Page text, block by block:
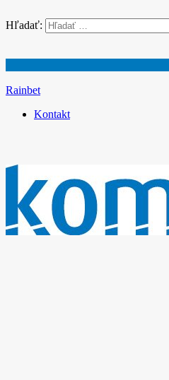
Hľadať:
Rainbet
Kontakt